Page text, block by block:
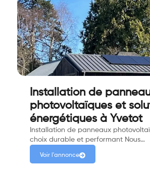
Installation de
photovoltaïques et
énergétiques à Yvetot
Installation de panneaux
choix durable et performant Nous…
Voir l'annonce